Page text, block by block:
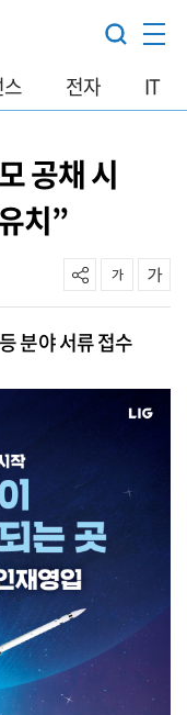
전자 IT
공채 시
치”
분야 서류 접수